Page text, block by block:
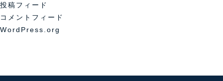
投稿フィード
コメントフィード
WordPress.org